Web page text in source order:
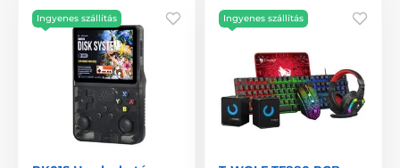
Ingyenes szállítás Ingyenes szállítás